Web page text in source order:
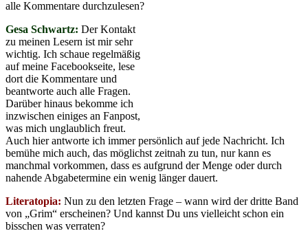
alle Kommentare durchzulesen?
Gesa Schwartz: Der Kontakt
zu meinen Lesern ist mir sehr
wichtig. Ich schaue regelmäßig
auf meine Facebookseite, lese
dort die Kommentare und
beantworte auch alle Fragen.
Darüber hinaus bekomme ich
inzwischen einiges an Fanpost,
was mich unglaublich freut.
Auch hier antworte ich immer persönlich auf jede Nachricht. Ich
bemühe mich auch, das möglichst zeitnah zu tun, nur kann es
manchmal vorkommen, dass es aufgrund der Menge oder durch
nahende Abgabetermine ein wenig länger dauert.
Literatopia: Nun zu den letzten Frage – wann wird der dritte Band
von „Grim“ erscheinen? Und kannst Du uns vielleicht schon ein
bisschen was verraten?